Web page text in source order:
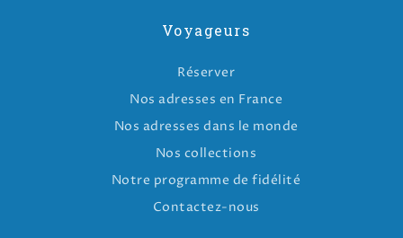
Voyageurs
Réserver
Nos adresses en France
Nos adresses dans le monde
Nos collections
Notre programme de fidélité
Contactez-nous